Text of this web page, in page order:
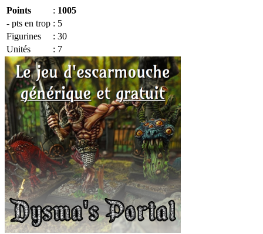
Points : 1005
- pts en trop : 5
Figurines
: 30
Unités
: 7